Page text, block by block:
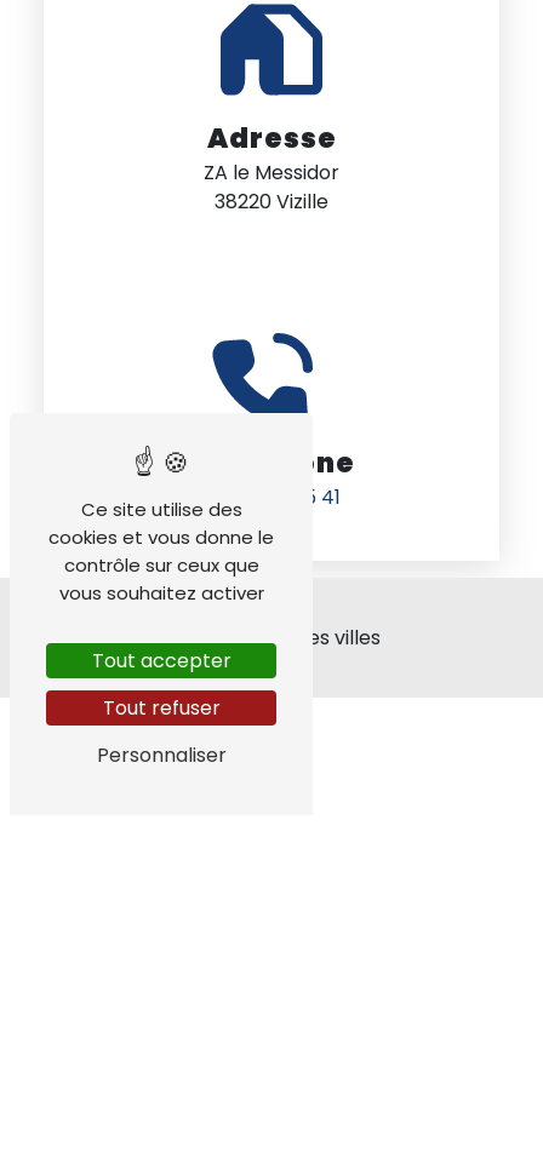
Adresse
ZA le Messidor
38220 Vizille
Téléphone
04 76 68 05 41
Nos interventions sur ces villes
Ce site utilise des
cookies et vous donne le
contrôle sur ceux que
vous souhaitez activer
Tout accepter
Tout refuser
Personnaliser